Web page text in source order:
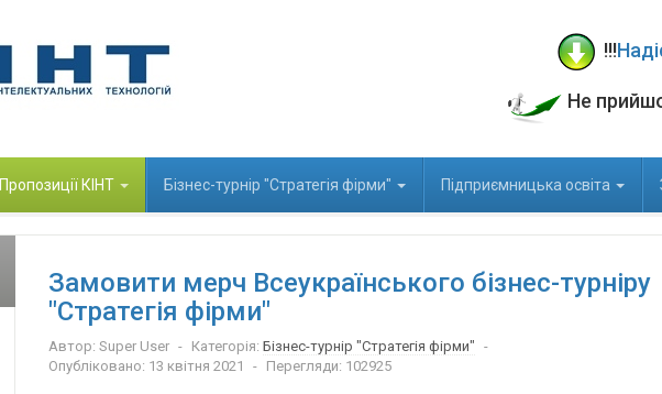
!!!
Не
Пропозиції КІНТ Бізнес-турнір "Стратегія фірми" Підприємницька освіта
Замовити мерч Всеукраїнського бізнес-турніру
"Стратегія фірми"
Автор: Super User Категорія: Бізнес-турнір "Стратегія фірми"
Опубліковано: 13 квітня 2021
Перегляди: 102925